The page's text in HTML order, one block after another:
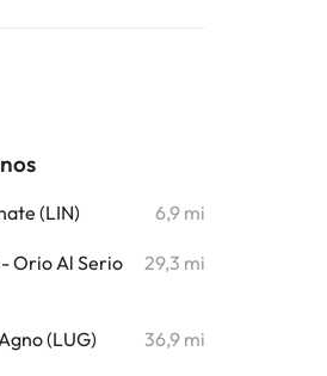
(LIN) 6,9 mi
Orio Al Serio
29,3 mi
(LUG) 36,9 mi